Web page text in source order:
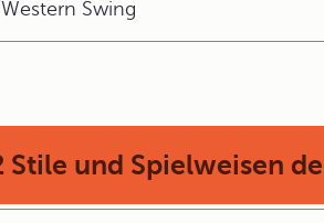
Western Swing
Stile und Spielweisen